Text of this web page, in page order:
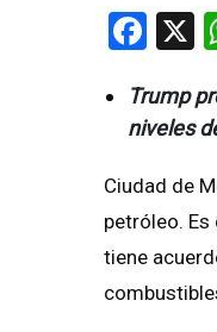
X
Trump
niveles
Ciudad de
petróleo.
tiene